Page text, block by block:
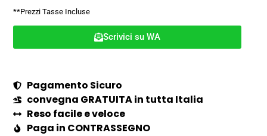
**Prezzi Tasse Incluse
Scrivici su WA
Pagamento Sicuro
convegna GRATUITA in tutta Italia
Reso facile e veloce
Paga in CONTRASSEGNO